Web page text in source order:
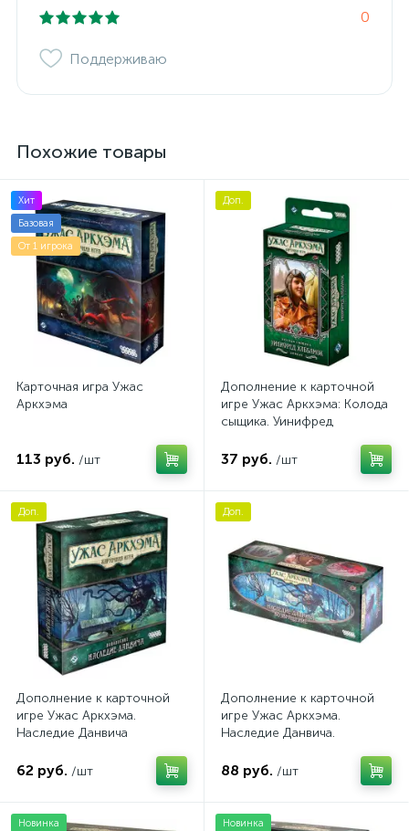
0
Поддерживаю
Похожие товары
Хит
Базовая
От 1 игрока
Карточная игра Ужас
Аркхэма
113 руб. /шт
Доп.
Дополнение к карточной
игре Ужас Аркхэма: Колода
сыщика. Уинифред
37 руб. /шт
Доп.
Дополнение к карточной
игре Ужас Аркхэма.
Наследие Данвича
62 руб. /шт
Доп.
Дополнение к карточной
игре Ужас Аркхэма.
Наследие Данвича.
88 руб. /шт
Новинка
Новинка